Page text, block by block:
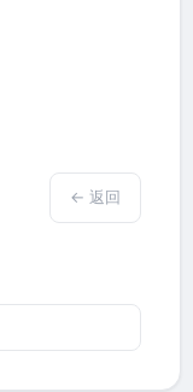
← 返回